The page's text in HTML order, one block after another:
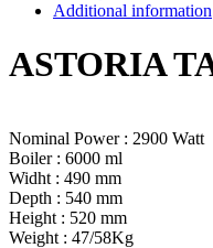
Additional information
ASTORIA
Nominal Power : 2900 Watt
Boiler : 6000 ml
Widht : 490 mm
Depth : 540 mm
Height : 520 mm
Weight : 47/58Kg